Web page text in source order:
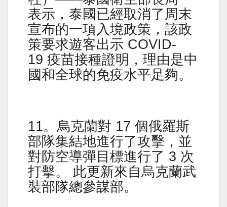
表示，泰國已經取消了周末
宣布的一項入境政策，該政
策要求遊客出示 COVID-
19 疫苗接種證明，理由是中
國和全球的免疫水平足夠。
11。烏克蘭對 17 個俄羅斯
部隊集結地進行了攻擊，並
對防空導彈目標進行了 3 次
打擊。 此更新來自烏克蘭武
裝部隊總參謀部。